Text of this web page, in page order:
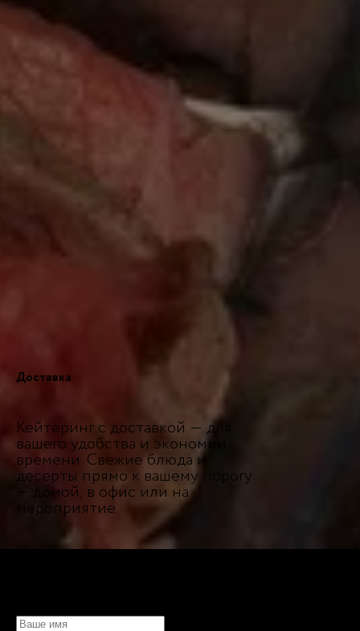
Доставка
Кейтеринг с доставкой — для
вашего удобства и экономии
времени. Свежие блюда и
десерты прямо к вашему порогу
— домой, в офис или на
мероприятие.